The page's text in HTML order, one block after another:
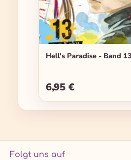
Hell's Paradise - Band
Regulärer Preis:
6,95 €
Folgt uns auf